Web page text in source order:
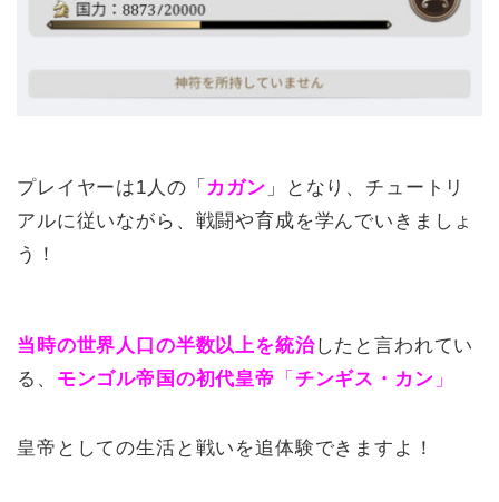
プレイヤーは1人の「 カガン 」となり、チュートリ
アルに従いながら、戦闘や育成を学んでいきましょ
う！
当時の世界人口の半数以上を統治したと言われてい
る、 モンゴル帝国の初代皇帝 「 チンギス・カン 」
皇帝としての生活と戦いを追体験できますよ！